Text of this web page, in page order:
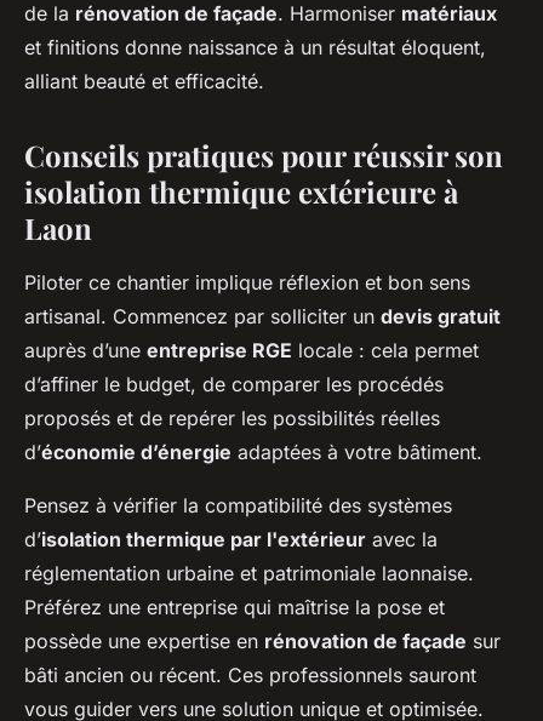
de la rénovation de façade. Harmoniser matériaux
et finitions donne naissance à un résultat éloquent,
alliant beauté et efficacité.
Conseils pratiques pour réussir son
isolation thermique extérieure à
Laon
Piloter ce chantier implique réflexion et bon sens
artisanal. Commencez par solliciter un devis gratuit
auprès d’une entreprise RGE locale : cela permet
d’affiner le budget, de comparer les procédés
proposés et de repérer les possibilités réelles
d’économie d’énergie adaptées à votre bâtiment.
Pensez à vérifier la compatibilité des systèmes
d’isolation thermique par l'extérieur avec la
réglementation urbaine et patrimoniale laonnaise.
Préférez une entreprise qui maîtrise la pose et
possède une expertise en rénovation de façade sur
bâti ancien ou récent. Ces professionnels sauront
vous guider vers une solution unique et optimisée.